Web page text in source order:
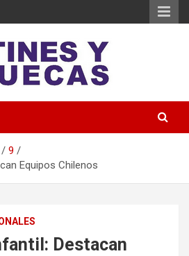
9
Equipos Chilenos
Destacan